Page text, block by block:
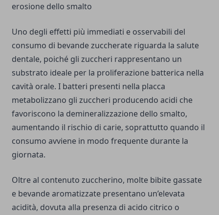
erosione dello smalto
Uno degli effetti più immediati e osservabili del
consumo di bevande zuccherate riguarda la salute
dentale, poiché gli zuccheri rappresentano un
substrato ideale per la proliferazione batterica nella
cavità orale. I batteri presenti nella placca
metabolizzano gli zuccheri producendo acidi che
favoriscono la demineralizzazione dello smalto,
aumentando il rischio di carie, soprattutto quando il
consumo avviene in modo frequente durante la
giornata.
Oltre al contenuto zuccherino, molte bibite gassate
e bevande aromatizzate presentano un’elevata
acidità, dovuta alla presenza di acido citrico o